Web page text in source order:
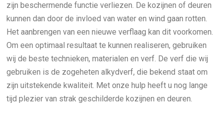
zijn beschermende functie verliezen. De kozijnen of deuren
kunnen dan door de invloed van water en wind gaan rotten.
Het aanbrengen van een nieuwe verflaag kan dit voorkomen.
Om een optimaal resultaat te kunnen realiseren, gebruiken
wij de beste technieken, materialen en verf. De verf die wij
gebruiken is de zogeheten alkydverf, die bekend staat om
zijn uitstekende kwaliteit. Met onze hulp heeft u nog lange
tijd plezier van strak geschilderde kozijnen en deuren.